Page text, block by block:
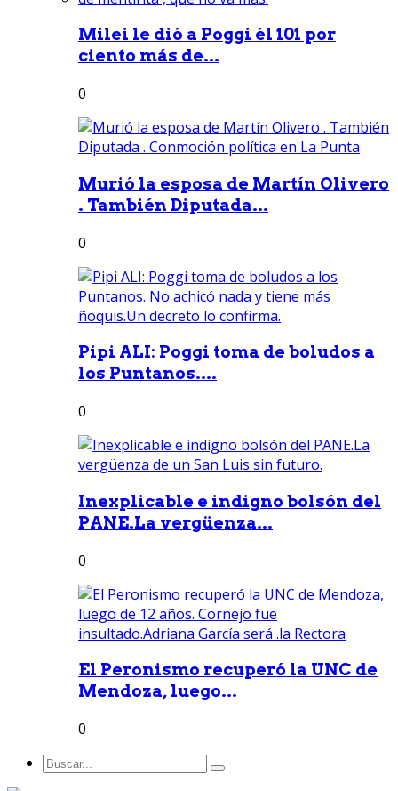
Milei le dió a Poggi él 101 por
ciento más de...
0
Murió la esposa de Martín Olivero
. También Diputada...
0
Pipi ALI: Poggi toma de boludos a
los Puntanos....
0
Inexplicable e indigno bolsón del
PANE.La vergüenza...
0
El Peronismo recuperó la UNC de
Mendoza, luego...
0